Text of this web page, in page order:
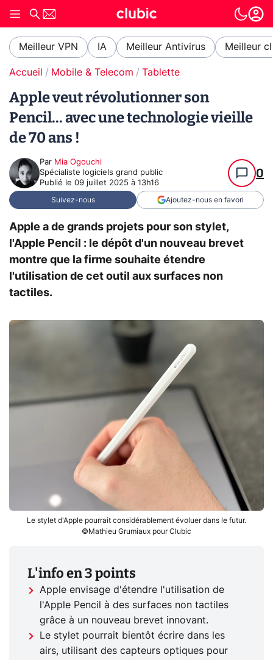
Meilleur VPN IA Meilleur Antivirus Meilleur
Accueil Mobile & Telecom Tablette
Apple veut révolutionner son
Pencil... avec une technologie vieille
de 70 ans !
Par Mia Ogouchi
Spécialiste logiciels grand public
Publié le 09 juillet 2025 à 13h16
0
Suivez-nous Ajoutez-nous en favori
Apple a de grands projets pour son stylet,
l'Apple Pencil : le dépôt d'un nouveau brevet
montre que la firme souhaite étendre
l'utilisation de cet outil aux surfaces non
tactiles.
Le stylet d'Apple pourrait considérablement évoluer dans le futur.
©Mathieu Grumiaux pour Clubic
L'info en 3 points
Apple envisage d'étendre l'utilisation de
l'Apple Pencil à des surfaces non tactiles
grâce à un nouveau brevet innovant.
Le stylet pourrait bientôt écrire dans les
airs, utilisant des capteurs optiques pour